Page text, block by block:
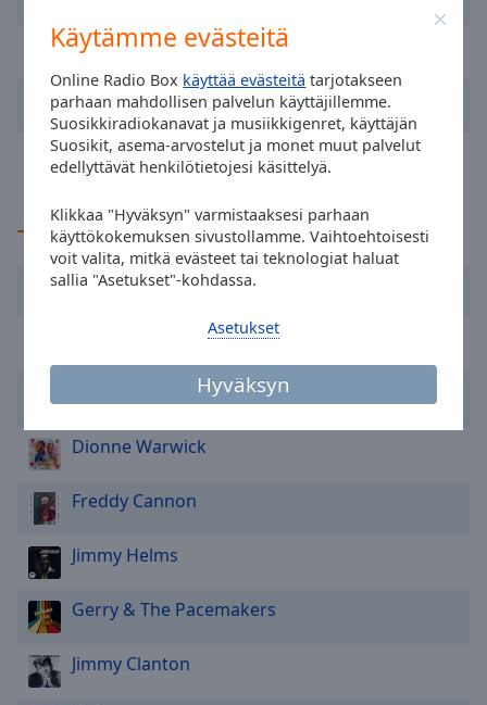
Käytämme evästeitä
Online Radio Box käyttää evästeitä tarjotakseen
parhaan mahdollisen palvelun käyttäjillemme.
Suosikkiradiokanavat ja musiikkigenret, käyttäjän
Suosikit, asema-arvostelut ja monet muut palvelut
edellyttävät henkilötietojesi käsittelyä.
Klikkaa "Hyväksyn" varmistaaksesi parhaan
käyttökokemuksen sivustollamme. Vaihtoehtoisesti
voit valita, mitkä evästeet tai teknologiat haluat
sallia "Asetukset"-kohdassa.
Hyväksyn
Asetukset
Background
Opacity
Family
Reset
Done
Close
Dialog
End
dialog
Jimmy ClantonVenus in Blue Jeans
Paper LaceBilly Don't Be a Hero
Aretha FranklinBridge Over Troubled Water
TOP-artistit
Johnny Knight
Dionne Warwick
Freddy Cannon
Jimmy Helms
Gerry & The Pacemakers
Jimmy Clanton